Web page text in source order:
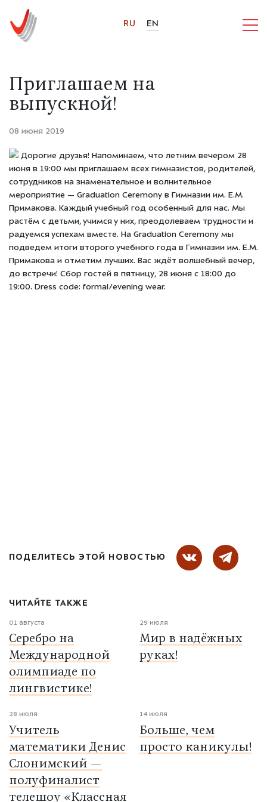
RU EN
Приглашаем на
выпускной!
08 июня 2019
Дорогие друзья! Напоминаем, что летним вечером 28
июня в 19:00 мы приглашаем всех гимназистов, родителей,
сотрудников на знаменательное и волнительное
мероприятие — Graduation Ceremony в Гимназии им. Е.М.
Примакова. Каждый учебный год особенный для нас. Мы
растём с детьми, учимся у них, преодолеваем трудности и
радуемся успехам вместе. На Graduation Ceremony мы
подведем итоги второго учебного года в Гимназии им. Е.М.
Примакова и отметим лучших. Вас ждёт волшебный вечер,
до встречи! Сбор гостей в пятницу, 28 июня с 18:00 до
19:00. Dress code: formal/evening wear.
ПОДЕЛИТЕСЬ ЭТОЙ НОВОСТЬЮ
ЧИТАЙТЕ ТАКЖЕ
01 августа
Серебро на
Международной
олимпиаде по
лингвистике!
29 июля
Мир в надёжных
руках!
28 июля
Учитель
математики Денис
Слонимский —
полуфиналист
телешоу «Классная
14 июля
Больше, чем
просто каникулы!